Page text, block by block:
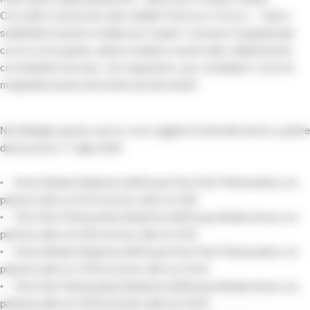
Cecchelli e l'assessore alla mobilità Francesco Corucci -. Siamo
soddisfatti di questo risultato per il quale ci eravamo impegnati già
con la scorsa giunta, adesso andiamo avanti nella collaborazione
con Autolinee toscane, che ringraziamo, per combattere i rischi di
marginalizzazione dei territori più decentrati".
Nel dettaglio queste sono le corse oggetto di intensificazione a partire
dal prossimo 1° luglio 2024:
• Arena Metato-Madonna dell’Acqua-Pisa Park Pietrasantina con
partenza alle ore 8:15 ed arrivo alle ore 8:36.
• Pisa Park Pietrasantina-Madonna dell’Acqua-Metato Arena con
partenza alle ore 8:40 ed arrivo alle ore 9:02.
• Arena Metato-Madonna dell’Acqua-Pisa Park Pietrasantina con
partenza alle ore 14:55 ed arrivo alle ore 15:16.
• Pisa Park Pietrasantina-Madonna dell’Acqua-Metato Arena con
partenza alle ore 15:20 ed arrivo alle ore 15:42.